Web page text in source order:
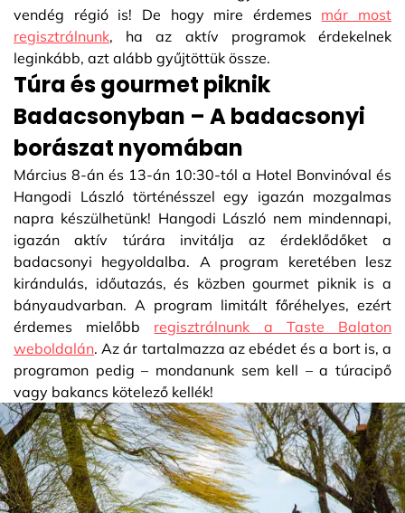
vendég régió is! De hogy mire érdemes már most
regisztrálnunk, ha az aktív programok érdekelnek
leginkább, azt alább gyűjtöttük össze.
Túra és gourmet piknik
Badacsonyban – A badacsonyi
borászat nyomában
Március 8-án és 13-án 10:30-tól a Hotel Bonvinóval és
Hangodi László történésszel egy igazán mozgalmas
napra készülhetünk! Hangodi László nem mindennapi,
igazán aktív túrára invitálja az érdeklődőket a
badacsonyi hegyoldalba. A program keretében lesz
kirándulás, időutazás, és közben gourmet piknik is a
bányaudvarban. A program limitált főréhelyes, ezért
érdemes mielőbb regisztrálnunk a Taste Balaton
weboldalán. Az ár tartalmazza az ebédet és a bort is, a
programon pedig – mondanunk sem kell – a túracipő
vagy bakancs kötelező kellék!